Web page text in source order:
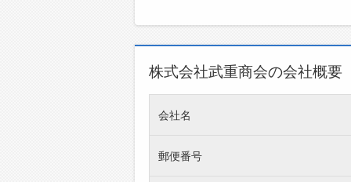
株式会社武重商会の会社概要
会社名
郵便番号